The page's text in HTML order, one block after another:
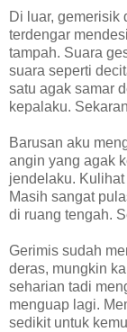
Di luar, gemerisik
terdengar
tampah. Suara
suara seperti
satu agak samar
kepalaku.
Barusan aku
angin yang agak
jendelaku.
Masih sangat
di ruang tengah.
Gerimis sudah
deras, mungkin
seharian tadi
menguap lagi.
sedikit untuk